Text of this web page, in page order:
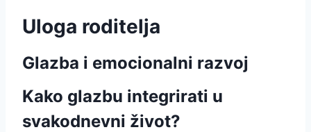
Uloga roditelja
Glazba i emocionalni razvoj
Kako glazbu integrirati u
svakodnevni život?